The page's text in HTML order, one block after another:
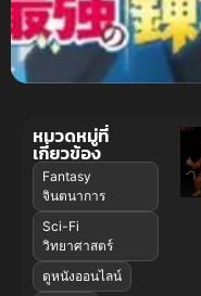
หมวดหมู่ที่
เกี่ยวข้อง
Fantasy
จินตนาการ
Sci-Fi
วิทยาศาสตร์
ดูหนังออนไลน์